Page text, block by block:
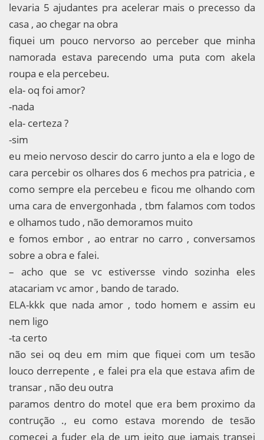
levaria 5 ajudantes pra acelerar mais o precesso da
casa , ao chegar na obra
fiquei um pouco nervorso ao perceber que minha
namorada estava parecendo uma puta com akela
roupa e ela percebeu.
ela- oq foi amor?
-nada
ela- certeza ?
-sim
eu meio nervoso descir do carro junto a ela e logo de
cara percebir os olhares dos 6 mechos pra patricia , e
como sempre ela percebeu e ficou me olhando com
uma cara de envergonhada , tbm falamos com todos
e olhamos tudo , não demoramos muito
e fomos embor , ao entrar no carro , conversamos
sobre a obra e falei.
– acho que se vc estiversse vindo sozinha eles
atacariam vc amor , bando de tarado.
ELA-kkk que nada amor , todo homem e assim eu
nem ligo
-ta certo
não sei oq deu em mim que fiquei com um tesão
louco derrepente , e falei pra ela que estava afim de
transar , não deu outra
paramos dentro do motel que era bem proximo da
contrução ., eu como estava morendo de tesão
comecei a fuder ela de um jeito que jamais transei